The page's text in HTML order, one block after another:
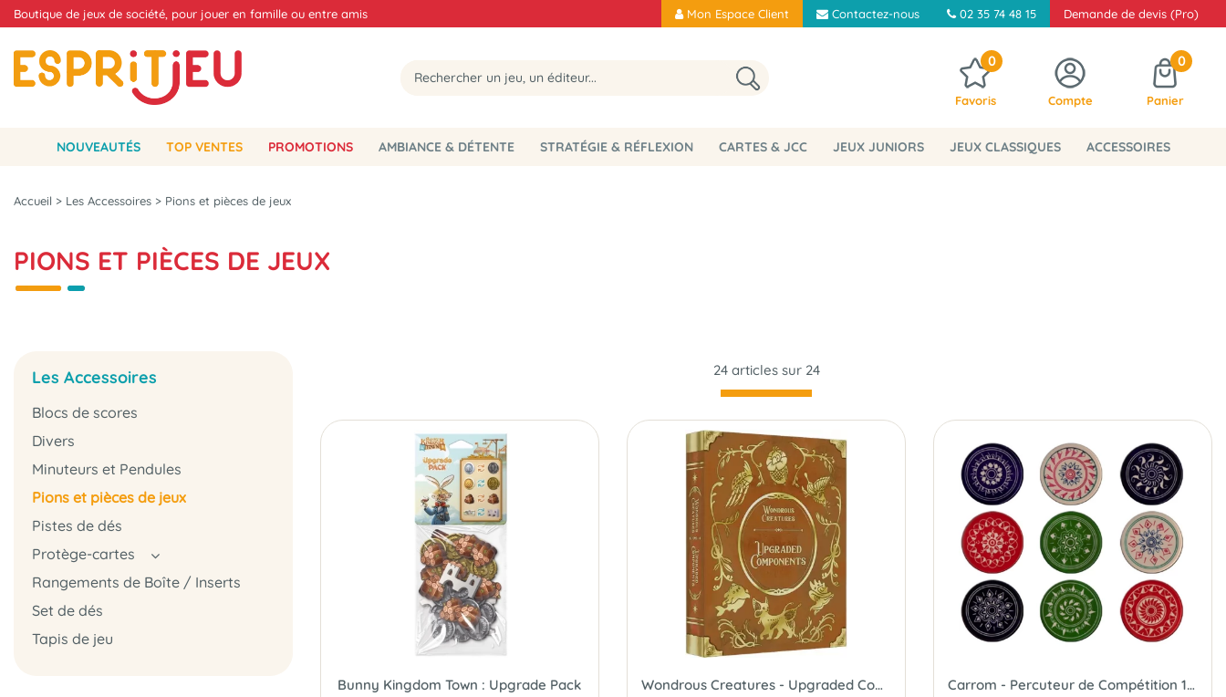
Boutique de jeux de société, pour jouer en famille ou entre amis Mon Espace Client Contactez-nous 02 35 74 48 15 Demande de devis (Pro)
0
Favoris Compte
0
Panier
NOUVEAUTÉS TOP VENTES PROMOTIONS AMBIANCE & DÉTENTE STRATÉGIE & RÉFLEXION CARTES & JCC JEUX JUNIORS JEUX CLASSIQUES ACCESSOIRES
Accueil > Les Accessoires > Pions et pièces de jeux
PIONS ET PIÈCES DE JEUX
Les Accessoires
Blocs de scores
Divers
Minuteurs et Pendules
Pions et pièces de jeux
Pistes de dés
Protège-cartes
Rangements de Boîte / Inserts
Set de dés
Tapis de jeu
24 articles sur 24
Bunny Kingdom Town : Upgrade Pack Wondrous Creatures - Upgraded Components Carrom - Percuteur de Compétition 15g